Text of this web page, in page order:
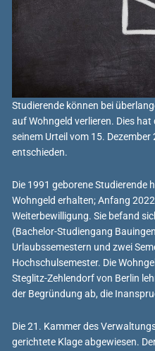
Studierende können bei
auf Wohngeld verlieren. Dies
seinem Urteil vom 15.
entschieden.
Die 1991 geborene Studierende
Wohngeld erhalten; Anfang
Weiterbewilligung. Sie befand
(Bachelor-Studiengang
Urlaubssemestern und zwei
Hochschulsemester. Die
Steglitz-Zehlendorf von Berlin
der Begründung ab, die
Die 21. Kammer des
gerichtete Klage abgewiesen.